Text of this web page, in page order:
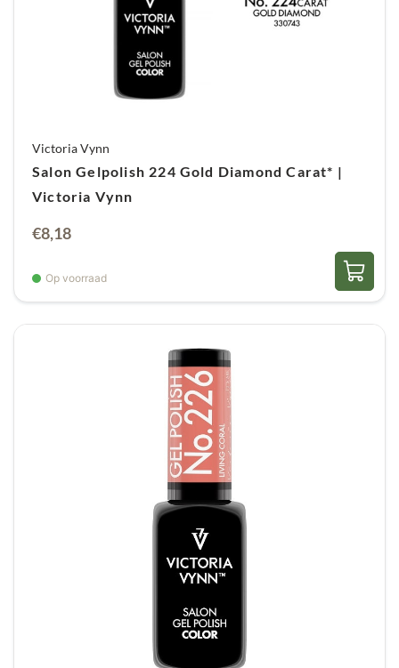
Victoria Vynn
Salon Gelpolish 224 Gold Diamond Carat* |
Victoria Vynn
€8,18
Op voorraad